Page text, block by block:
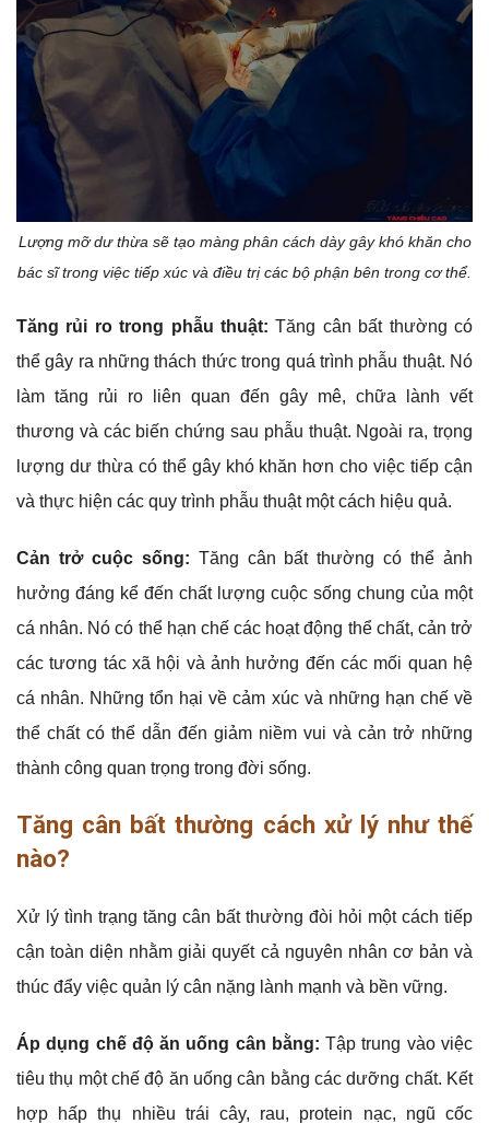
Lượng mỡ dư thừa sẽ tạo màng phân cách dày gây khó khăn cho
bác sĩ trong việc tiếp xúc và điều trị các bộ phận bên trong cơ thể.
Tăng rủi ro trong phẫu thuật:Tăng cân bất thường có
thể gây ra những thách thức trong quá trình phẫu thuật. Nó
làm tăng rủi ro liên quan đến gây mê, chữa lành vết
thương và các biến chứng sau phẫu thuật. Ngoài ra, trọng
lượng dư thừa có thể gây khó khăn hơn cho việc tiếp cận
và thực hiện các quy trình phẫu thuật một cách hiệu quả.
Cản trở cuộc sống: Tăng cân bất thường có thể ảnh
hưởng đáng kể đến chất lượng cuộc sống chung của một
cá nhân. Nó có thể hạn chế các hoạt động thể chất, cản trở
các tương tác xã hội và ảnh hưởng đến các mối quan hệ
cá nhân. Những tổn hại về cảm xúc và những hạn chế về
thể chất có thể dẫn đến giảm niềm vui và cản trở những
thành công quan trọng trong đời sống.
Tăng cân bất thường cách xử lý như thế
nào?
Xử lý tình trạng tăng cân bất thường đòi hỏi một cách tiếp
cận toàn diện nhằm giải quyết cả nguyên nhân cơ bản và
thúc đẩy việc quản lý cân nặng lành mạnh và bền vững.
Áp dụng chế độ ăn uống cân bằng: Tập trung vào việc
tiêu thụ một chế độ ăn uống cân bằng các dưỡng chất. Kết
hợp hấp thụ nhiều trái cây, rau, protein nạc, ngũ cốc